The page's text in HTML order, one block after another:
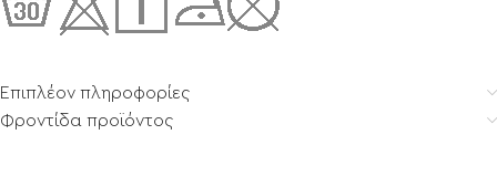
Επιπλέον πληροφορίες
Φροντίδα προϊόντος